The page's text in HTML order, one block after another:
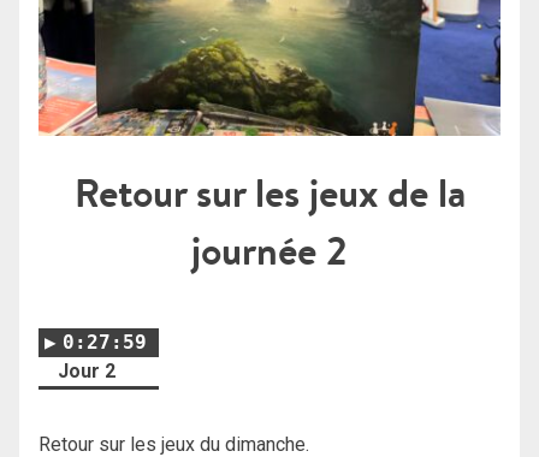
Retour sur les jeux de la
journée 2
0:27:59
Jour 2
Retour sur les jeux du dimanche.